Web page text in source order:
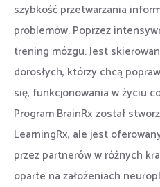
szybkość przetwarzania
problemów. Poprzez
trening mózgu. Jest
dorosłych, którzy chcą
się, funkcjonowania w życiu
Program BrainRx został
LearningRx, ale jest
przez partnerów w różnych
oparte na założeniach